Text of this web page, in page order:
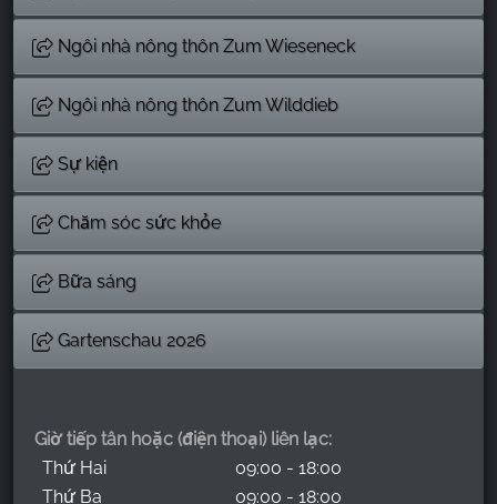
Ngôi nhà nông thôn Zum Wieseneck
Ngôi nhà nông thôn Zum Wilddieb
Sự kiện
Chăm sóc sức khỏe
Bữa sáng
Gartenschau 2026
Giờ tiếp tân hoặc (điện thoại) liên lạc:
Thứ Hai
09:00 - 18:00
Thứ Ba
09:00 - 18:00